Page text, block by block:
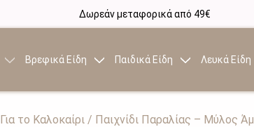
Δωρεάν μεταφορικά από 49€
Βρεφικά Είδη Παιδικά Είδη Λευκά Είδη
Για το Καλοκαίρι/ Παιχνίδι Παραλίας – Μύλος